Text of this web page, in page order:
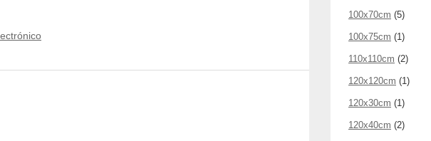
100x70cm (5)
100x75cm (1)
110x110cm (2)
120x120cm (1)
120x30cm (1)
120x40cm (2)